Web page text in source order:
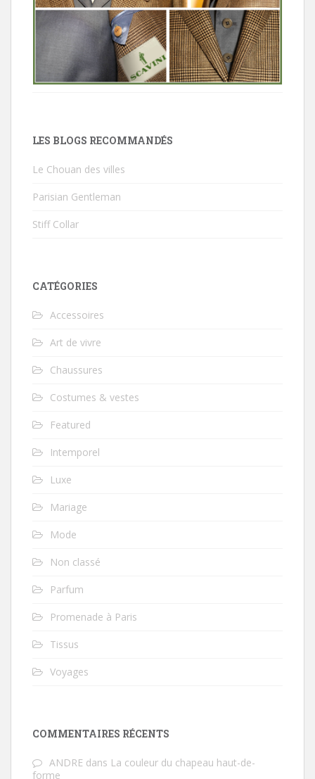
LES BLOGS RECOMMANDÉS
Le Chouan des villes
Parisian Gentleman
Stiff Collar
CATÉGORIES
Accessoires
Art de vivre
Chaussures
Costumes & vestes
Featured
Intemporel
Luxe
Mariage
Mode
Non classé
Parfum
Promenade à Paris
Tissus
Voyages
COMMENTAIRES RÉCENTS
ANDRE dans La couleur du chapeau haut-de-
forme